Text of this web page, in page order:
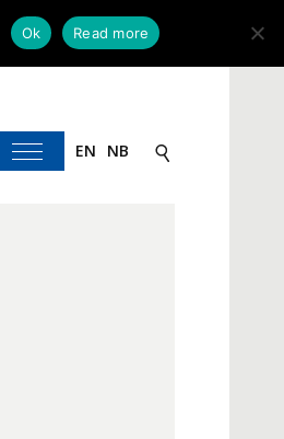
EN NB
Ok Read more